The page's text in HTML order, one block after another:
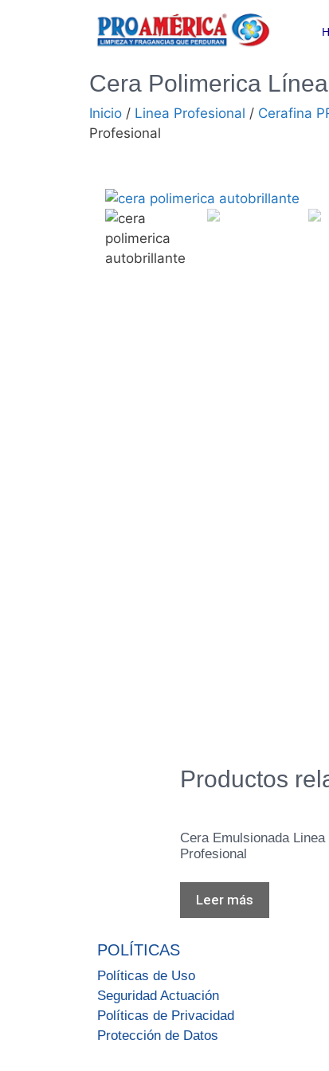
Cera Polimerica
Inicio / Linea Profesional / Cerafina
Profesional
Productos
Cera Emulsionada Linea
Profesional
Leer más
POLÍTICAS
Políticas de Uso
Seguridad Actuación
Políticas de Privacidad
Protección de Datos